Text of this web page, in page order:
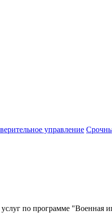
управление
по программе "Военная